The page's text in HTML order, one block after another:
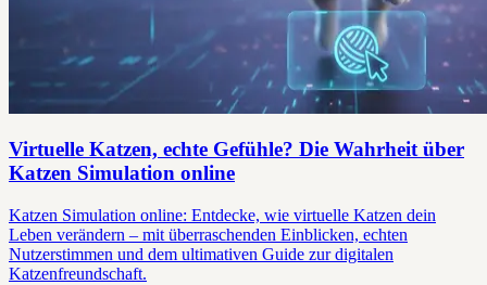
Virtuelle Katzen, echte Gefühle? Die Wahrheit über
Katzen Simulation online
Katzen Simulation online: Entdecke, wie virtuelle Katzen dein
Leben verändern – mit überraschenden Einblicken, echten
Nutzerstimmen und dem ultimativen Guide zur digitalen
Katzenfreundschaft.